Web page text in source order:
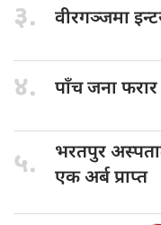
३. वीरगञ्जमा
४. पाँच जनाफरार
५. भरतपुर
एक अर्ब प्राप्त